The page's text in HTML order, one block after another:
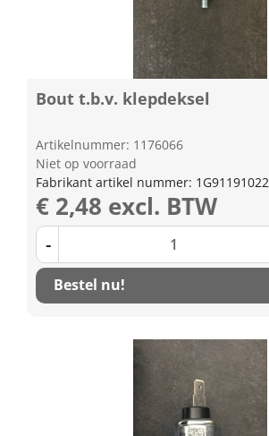
Bout t.b.v. klepdeksel
Artikelnummer: 1176066
Niet op voorraad
Fabrikant artikel nummer: 1G91191022
€ 2,48 excl. BTW
-
Bestel nu!